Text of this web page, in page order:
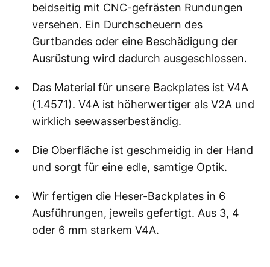
beidseitig mit CNC-gefrästen Rundungen
versehen. Ein Durchscheuern des
Gurtbandes oder eine Beschädigung der
Ausrüstung wird dadurch ausgeschlossen.
Das Material für unsere Backplates ist V4A
(1.4571). V4A ist höherwertiger als V2A und
wirklich seewasserbeständig.
Die Oberfläche ist geschmeidig in der Hand
und sorgt für eine edle, samtige Optik.
Wir fertigen die Heser-Backplates in 6
Ausführungen, jeweils gefertigt. Aus 3, 4
oder 6 mm starkem V4A.